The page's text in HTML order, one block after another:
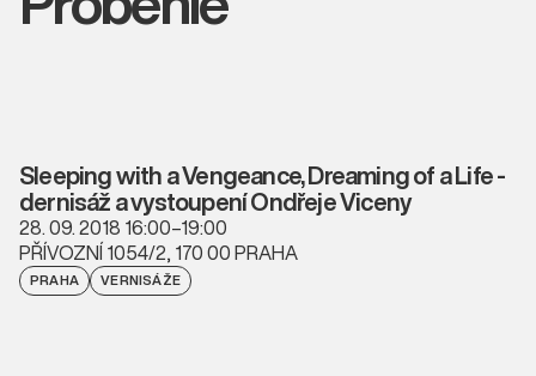
Sleeping with a Vengeance, Dreaming of a Life -
dernisáž a vystoupení Ondřeje Viceny
28. 09. 2018 16:00–19:00
PŘÍVOZNÍ 1054/2, 170 00 PRAHA
PRAHA VERNISÁŽE